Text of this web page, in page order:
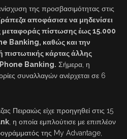
της προσβασιμότητας στις
αποφάσισε να μηδενίσει
μεταφοράς πίστωσης έως 15.000
Banking, καθώς και την
κάρτας άλλης
Banking. Σήμερα, η
συναλλαγών ανέρχεται σε 6
Πειραιώς είχε προηγηθεί στις 15
, η οποία εμπλούτισε με επιπλέον
της My Advantage,